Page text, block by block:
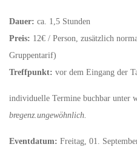
Dauer: ca. 1,5 Stunden
Preis: 12€ / Person, zusätzlich
Gruppentarif)
Treffpunkt: vor dem Eingang der
individuelle Termine buchbar unter
bregenz.ungewöhnlich.
Eventdatum: Freitag, 01.